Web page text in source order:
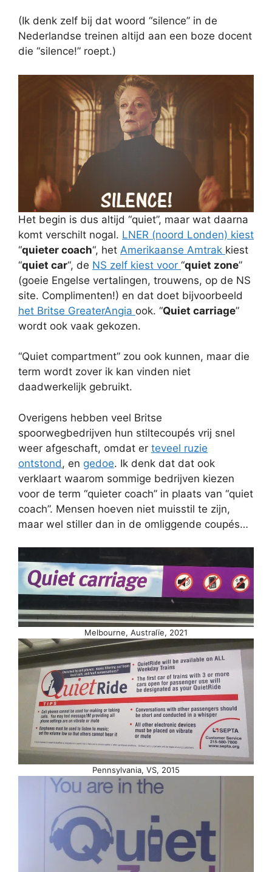
(Ik denk zelf bij dat woord “silence” in de
Nederlandse treinen altijd aan een boze docent
die “silence!” roept.)
Het begin is dus altijd “quiet”, maar wat daarna
komt verschilt nogal. LNER (noord Londen) kiest
“quieter coach“, het Amerikaanse Amtrak kiest
“quiet car“, de NS zelf kiest voor “quiet zone”
(goeie Engelse vertalingen, trouwens, op de NS
site. Complimenten!) en dat doet bijvoorbeeld
het Britse GreaterAngia ook. “Quiet carriage”
wordt ook vaak gekozen.
“Quiet compartment” zou ook kunnen, maar die
term wordt zover ik kan vinden niet
daadwerkelijk gebruikt.
Overigens hebben veel Britse
spoorwegbedrijven hun stiltecoupés vrij snel
weer afgeschaft, omdat er teveel ruzie
ontstond, en gedoe. Ik denk dat dat ook
verklaart waarom sommige bedrijven kiezen
voor de term “quieter coach” in plaats van “quiet
coach”. Mensen hoeven niet muisstil te zijn,
maar wel stiller dan in de omliggende coupés…
Melbourne, Australïe, 2021
Pennsylvania, VS, 2015